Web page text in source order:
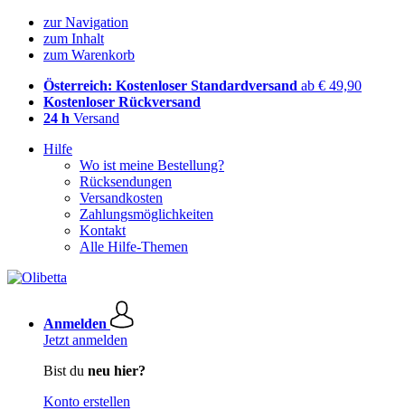
zur Navigation
zum Inhalt
zum Warenkorb
Österreich: Kostenloser Standardversand ab € 49,90
Kostenloser Rückversand
24 h Versand
Hilfe
Wo ist meine Bestellung?
Rücksendungen
Versandkosten
Zahlungsmöglichkeiten
Kontakt
Alle Hilfe-Themen
Anmelden
Jetzt anmelden
Bist du neu hier?
Konto erstellen